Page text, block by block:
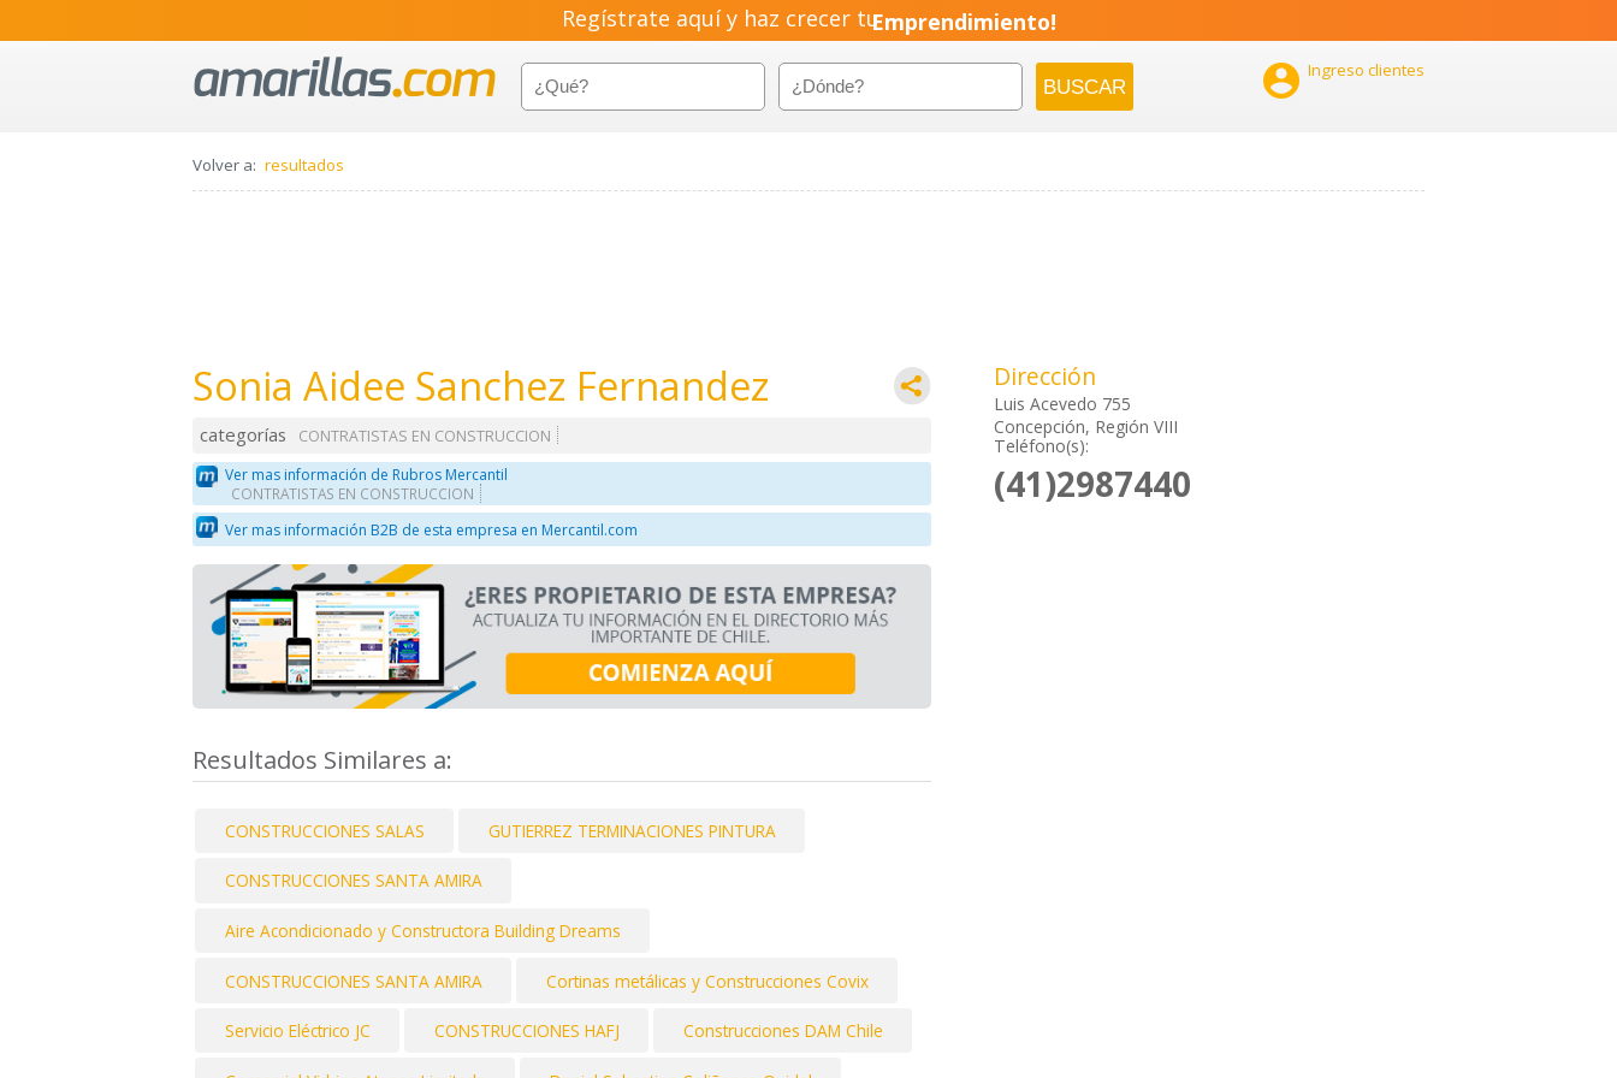
Regístrate aquí y haz crecer tuPyme!
Emprendimiento!
 Ingreso clientes
Volver a: resultados
Sonia Aidee Sanchez Fernandez
categorías
CONTRATISTAS EN CONSTRUCCION
Ver mas información de Rubros Mercantil
CONTRATISTAS EN CONSTRUCCION
Ver mas información B2B de esta empresa en Mercantil.com
Resultados Similares a:
CONSTRUCCIONES SALAS GUTIERREZ TERMINACIONES PINTURA
CONSTRUCCIONES SANTA AMIRA
Aire Acondicionado y Constructora Building Dreams
CONSTRUCCIONES SANTA AMIRA Cortinas metálicas y Construcciones Covix
Servicio Eléctrico JC CONSTRUCCIONES HAFJ Construcciones DAM Chile
Dirección
Luis Acevedo 755
Concepción, Región VIII
Teléfono(s):
(41)2987440